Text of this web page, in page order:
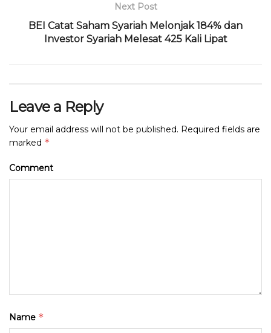
k
Next Post
BEI Catat Saham Syariah Melonjak 184% dan
Investor Syariah Melesat 425 Kali Lipat
Leave a Reply
Your email address will not be published. Required fields are
marked *
Comment
Name *